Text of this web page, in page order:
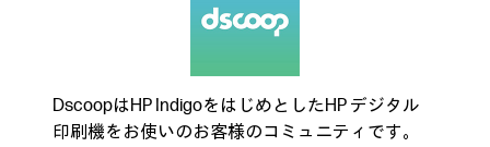
DscoopはHP IndigoをはじめとしたHP デジタル
印刷機をお使いのお客様のコミュニティです。